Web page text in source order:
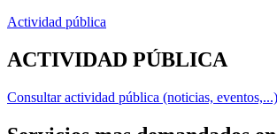
Actividad pública
ACTIVIDAD PÚBLICA
Consultar actividad pública (noticias, eventos,...)